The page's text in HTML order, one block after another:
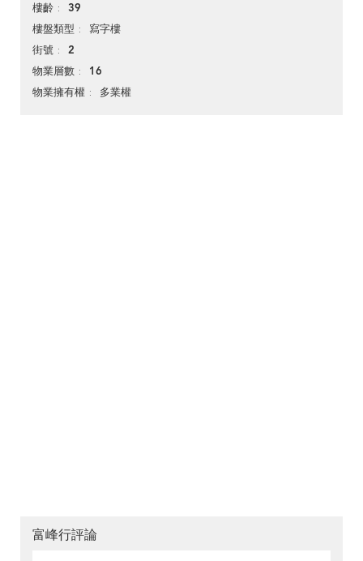
樓齡 39
樓盤類型 寫字樓
街號 2
物業層數 16
物業擁有權 多業權
富峰行評論